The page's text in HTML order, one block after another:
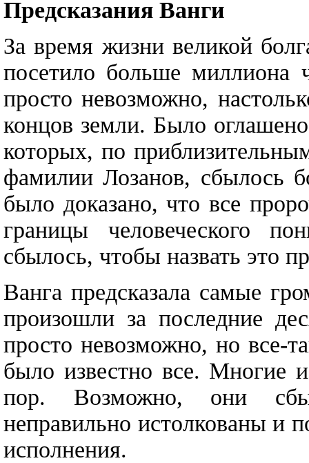
Предсказания Ванги
За время жизни великой
посетило больше миллиона
просто невозможно,
концов земли. Было
которых, по
фамилии Лозанов, сбылось
было доказано, что все
границы человеческого
сбылось, чтобы назвать это
Ванга предсказала самые
произошли за последние
просто невозможно, но все-
было известно все. Многие
пор. Возможно, они
неправильно истолкованы и
исполнения.